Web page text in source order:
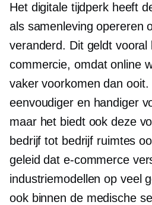
Het digitale tijdperk heeft
als samenleving opereren
veranderd. Dit geldt vooral
commercie, omdat online
vaker voorkomen dan
eenvoudiger en handiger
maar het biedt ook deze
bedrijf tot bedrijf ruimtes
geleid dat e-commerce
industriemodellen op veel
ook binnen de medische